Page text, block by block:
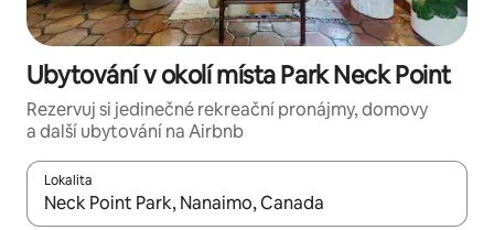
Ubytování v okolí místa Park Neck Point
Rezervuj si jedinečné rekreační pronájmy, domovy
a další ubytování na Airbnb
Lokalita
Až budou výsledky k dispozici, můžeš si je procházet pomocí